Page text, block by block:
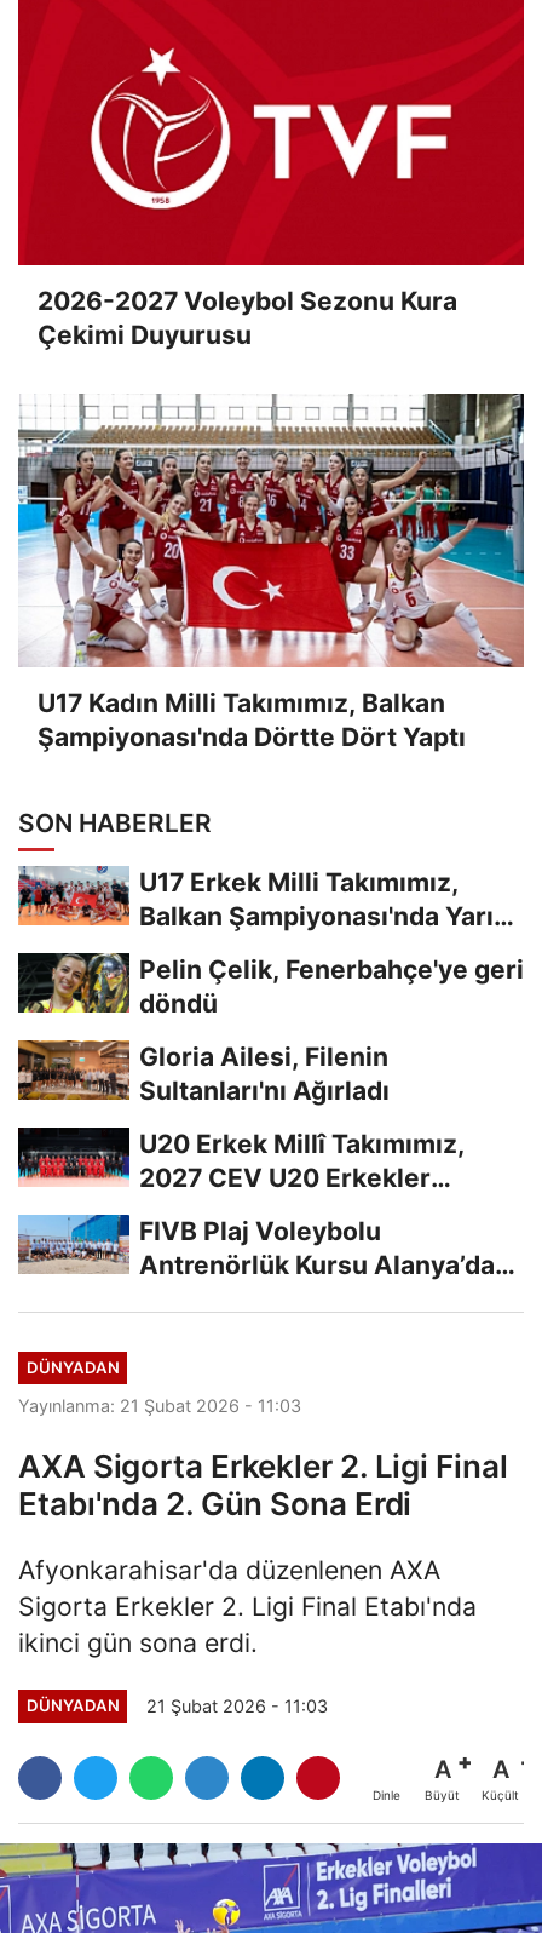
2026-2027 Voleybol Sezonu Kura
Çekimi Duyurusu
U17 Kadın Milli Takımımız, Balkan
Şampiyonası'nda Dörtte Dört Yaptı
SON HABERLER
U17 Erkek Milli Takımımız,
Balkan Şampiyonası'nda Yarı
Pelin Çelik, Fenerbahçe'ye geri
döndü
Gloria Ailesi, Filenin
Sultanları'nı Ağırladı
U20 Erkek Millî Takımımız,
2027 CEV U20 Erkekler
FIVB Plaj Voleybolu
Antrenörlük Kursu Alanya’da
DÜNYADAN
Yayınlanma: 21 Şubat 2026 - 11:03
AXA Sigorta Erkekler 2. Ligi Final
Etabı'nda 2. Gün Sona Erdi
Afyonkarahisar'da düzenlenen AXA
Sigorta Erkekler 2. Ligi Final Etabı'nda
ikinci gün sona erdi.
DÜNYADAN 21 Şubat 2026 - 11:03
Dinle
A
Büyüt
A
Küçült